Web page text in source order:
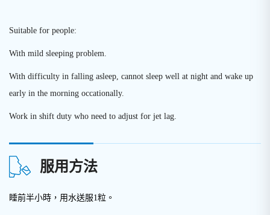
Suitable for people:
With mild sleeping problem.
With difficulty in falling asleep, cannot sleep well at night and wake up
early in the morning occationally.
Work in shift duty who need to adjust for jet lag.
服用方法
睡前半小時，用水送服1粒。